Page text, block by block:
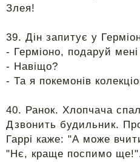
Злея!
39. Дін запитує у
- Герміоно, подаруй
- Навіщо?
- Та я покемонів
40. Ранок. Хлопчача
Дзвонить будильник.
Гаррі каже: "А може
"Нє, краще поспимо